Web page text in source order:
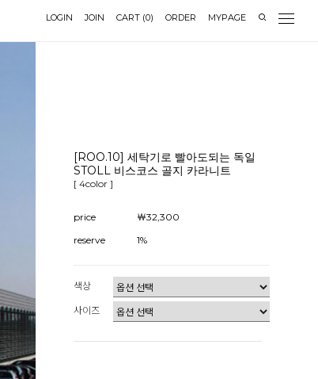
LOGIN JOIN CART (0) ORDER MYPAGE
[ROO.10] 세탁기로 빨아도되는 독일
STOLL 비스코스 골지 카라니트
[ 4color ]
price
￦32,300
reserve
1%
색상
사이즈